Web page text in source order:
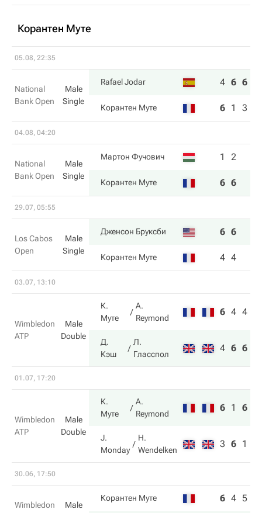
Корантен Муте
05.08, 22:35
National
Bank Open
Male
Single
Rafael Jodar 4 6 6
Корантен Муте 6 1 3
04.08, 04:20
National
Bank Open
Male
Single
Мартон Фучович 1 2
Корантен Муте 6 6
29.07, 05:55
Los Cabos
Open
Male
Single
Дженсон Бруксби 6 6
Корантен Муте 4 4
03.07, 13:10
Wimbledon
ATP
Male
Double
К.
Муте
A.
Reymond
6 4 4
Д.
Кэш
Л.
Гласспол
4 6 6
01.07, 17:20
Wimbledon
ATP
Male
Double
К.
Муте
A.
Reymond
6 1 6
J.
Monday
H.
Wendelken
3 6 1
30.06, 17:50
Wimbledon
Male
Корантен Муте 6 4 5